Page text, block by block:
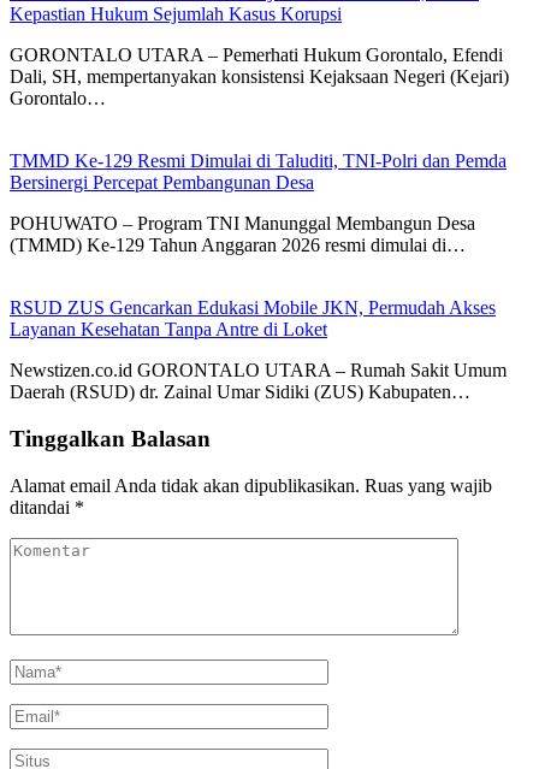
Kepastian Hukum Sejumlah Kasus Korupsi
GORONTALO UTARA – Pemerhati Hukum Gorontalo, Efendi
Dali, SH, mempertanyakan konsistensi Kejaksaan Negeri (Kejari)
Gorontalo…
TMMD Ke-129 Resmi Dimulai di Taluditi, TNI-Polri dan Pemda
Bersinergi Percepat Pembangunan Desa
POHUWATO – Program TNI Manunggal Membangun Desa
(TMMD) Ke-129 Tahun Anggaran 2026 resmi dimulai di…
RSUD ZUS Gencarkan Edukasi Mobile JKN, Permudah Akses
Layanan Kesehatan Tanpa Antre di Loket
Newstizen.co.id GORONTALO UTARA – Rumah Sakit Umum
Daerah (RSUD) dr. Zainal Umar Sidiki (ZUS) Kabupaten…
Tinggalkan Balasan
Alamat email Anda tidak akan dipublikasikan. Ruas yang wajib
ditandai *